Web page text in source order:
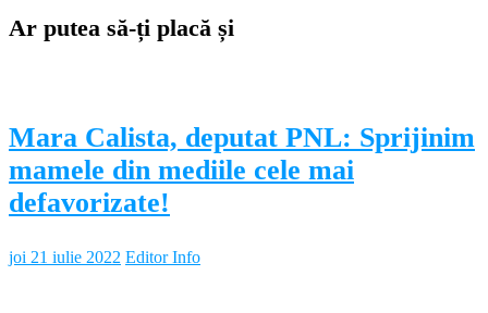
Ar putea să-ți placă și
Mara Calista, deputat PNL: Sprijinim
mamele din mediile cele mai
defavorizate!
joi 21 iulie 2022 Editor Info